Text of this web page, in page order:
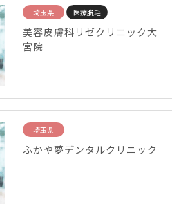
埼玉県 医療脱毛
美容皮膚科リゼクリニック大
宮院
埼玉県
ふかや夢デンタルクリニック